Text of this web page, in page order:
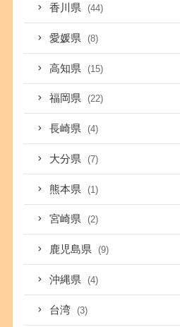
香川県 (44)
愛媛県 (8)
高知県 (15)
福岡県 (22)
長崎県 (4)
大分県 (7)
熊本県 (1)
宮崎県 (2)
鹿児島県 (9)
沖縄県 (4)
台湾 (3)